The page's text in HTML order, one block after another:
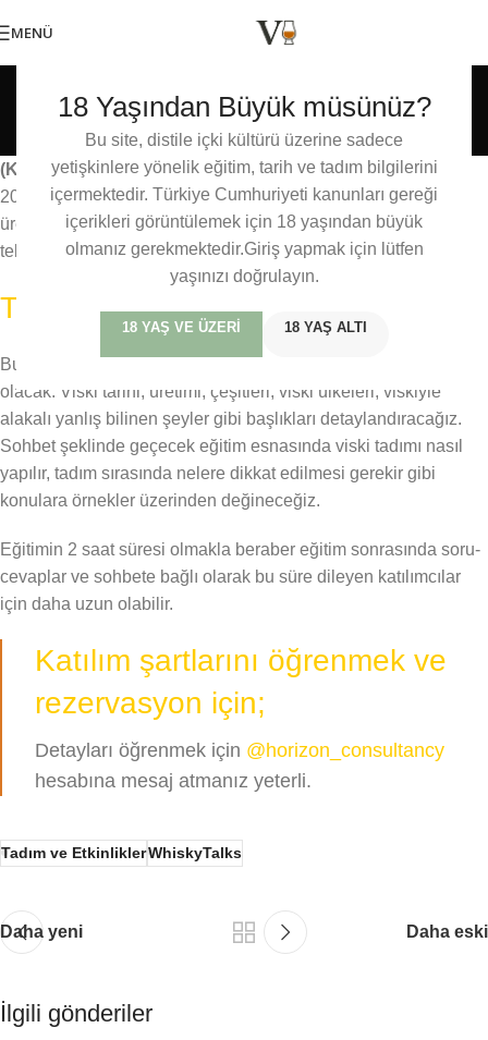
18 Yaşından Büyük müsünüz?
Bu site, distile içki kültürü üzerine sadece
yetişkinlere yönelik eğitim, tarih ve tadım bilgilerini
içermektedir. Türkiye Cumhuriyeti kanunları gereği
içerikleri görüntülemek için 18 yaşından büyük
olmanız gerekmektedir.Giriş yapmak için lütfen
yaşınızı doğrulayın.
18 YAŞ VE ÜZERI 18 YAŞ ALTI
MENÜ
WhiskyTalks Zoom Tadımı
Baris MercanAçık 15/12/2020
(Kontenjan dolmuştur)26 Aralık Cumartesi günü saat
20.30’da Zoom üzerinden yapacağımız tadımda viski tarihi,
üretimi, çeşitleri, viski ülkeleri, sektörel gelişmeler ve tadım
teknikleri gibi viskiye dair tüm temel konuları konuşacağız.
Tadımın içeriği kısaca şu şekilde:
Bu tadımda önceliğimiz viskiye dair temel konuları kapsamak
olacak. Viski tarihi, üretimi, çeşitleri, viski ülkeleri, viskiyle
alakalı yanlış bilinen şeyler gibi başlıkları detaylandıracağız.
Sohbet şeklinde geçecek eğitim esnasında viski tadımı nasıl
yapılır, tadım sırasında nelere dikkat edilmesi gerekir gibi
konulara örnekler üzerinden değineceğiz.
Eğitimin 2 saat süresi olmakla beraber eğitim sonrasında soru-
cevaplar ve sohbete bağlı olarak bu süre dileyen katılımcılar
için daha uzun olabilir.
Katılım şartlarını öğrenmek ve
rezervasyon için;
Detayları öğrenmek için @horizon_consultancy
hesabına mesaj atmanız yeterli.
Tadım ve EtkinliklerWhiskyTalks
Daha yeni Daha eski
İlgili gönderiler